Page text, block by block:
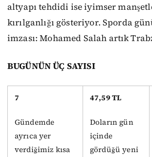
altyapı tehdidi ise iyimser
kırılganlığı gösteriyor. Sporda
imzası: Mohamed Salah artık
BUGÜNÜN ÜÇ SAYISI
7
Gündemde
ayrıca yer
verdiğimiz kısa
47,59 TL
Doların gün
içinde
gördüğü yeni